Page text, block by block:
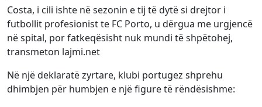
Costa, i cili ishte në sezonin e tij të dytë si drejtor i
futbollit profesionist te FC Porto, u dërgua me urgjencë
në spital, por fatkeqësisht nuk mundi të shpëtohej,
transmeton lajmi.net
Në një deklaratë zyrtare, klubi portugez shprehu
dhimbjen për humbjen e një figure të rëndësishme: